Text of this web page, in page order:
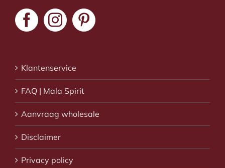
Klantenservice
FAQ | Mala Spirit
Aanvraag wholesale
Disclaimer
Privacy policy